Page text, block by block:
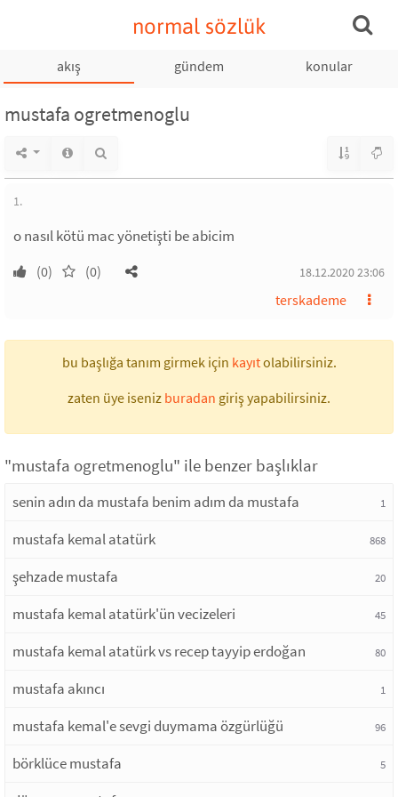
normal sözlük
akış gündem konular
mustafa ogretmenoglu
1.
o nasıl kötü mac yönetişti be abicim
(0) (0) 18.12.2020 23:06
terskademe
bu başlığa tanım girmek için kayıtolabilirsiniz.
zaten üye iseniz buradan giriş yapabilirsiniz.
"mustafa ogretmenoglu" ile benzer başlıklar
senin adın da mustafa benim adım da mustafa 1
mustafa kemal atatürk 868
şehzade mustafa 20
mustafa kemal atatürk'ün vecizeleri 45
mustafa kemal atatürk vs recep tayyip erdoğan 80
mustafa akıncı 1
mustafa kemal'e sevgi duymama özgürlüğü 96
börklüce mustafa 5